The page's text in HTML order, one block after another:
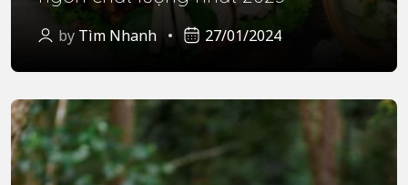
by Tìm Nhanh 27/01/2024